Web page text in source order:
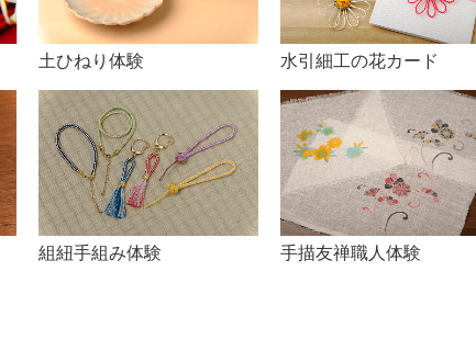
o
土ひねり体験 水引細工の花カード
組紐手組み体験 手描友禅職人体験